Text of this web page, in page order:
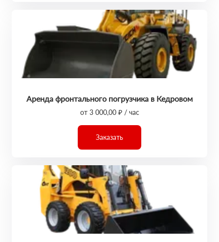
Аренда фронтального погрузчика в Кедровом
от 3 000,00 ₽ / час
Заказать